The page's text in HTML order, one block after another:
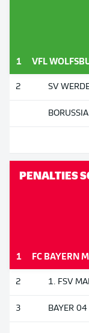
1 VFL
2 SV
PENALTIES
1 FC BAYERN
2 1. FSV
3 BAYER 04